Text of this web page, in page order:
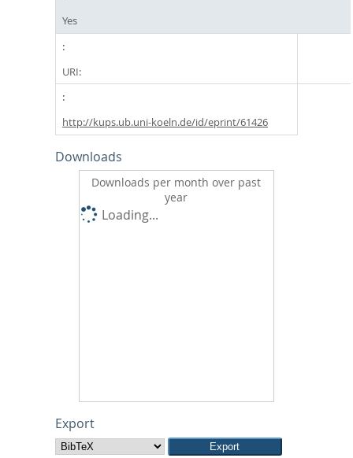
Yes
URI:
http://kups.ub.uni-koeln.de/id/eprint/61426
Downloads
Downloads per month over past
year
Loading...
Export